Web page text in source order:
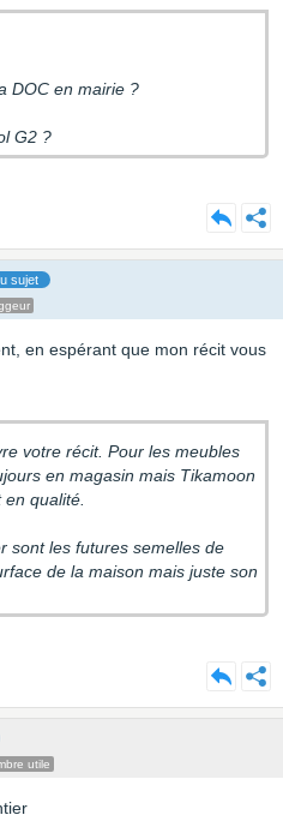
DOC en mairie ?
G2 ?
sujet
en espérant que mon récit vous
votre récit. Pour les meubles
en magasin mais Tikamoon
qualité.
sont les futures semelles de
de la maison mais juste son
utile